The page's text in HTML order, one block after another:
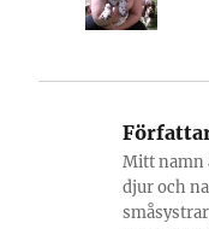
Mitt namn
djur och